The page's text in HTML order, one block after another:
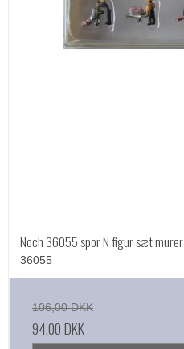
Noch 36055 spor N figur sæt murer
36055
106,00 DKK
94,00 DKK